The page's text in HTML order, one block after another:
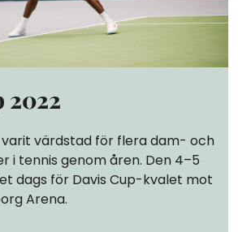
2022
varit värdstad för flera dam- och
i tennis genom åren. Den 4–5
dags för Davis Cup-kvalet mot
Arena.